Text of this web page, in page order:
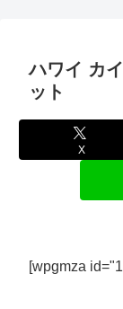
ハワイ カ
ット
X
[wpgmza